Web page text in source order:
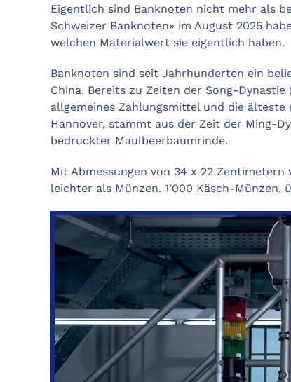
Eigentlich sind Banknoten nicht mehr als
Schweizer Banknoten» im August 2025
welchen Materialwert sie eigentlich haben.
Banknoten sind seit Jahrhunderten ein
China. Bereits zu Zeiten der Song-Dynastie
allgemeines Zahlungsmittel und die
Hannover, stammt aus der Zeit der Ming-
bedruckter Maulbeerbaumrinde.
Mit Abmessungen von 34 x 22
leichter als Münzen. 1’000 Käsch-